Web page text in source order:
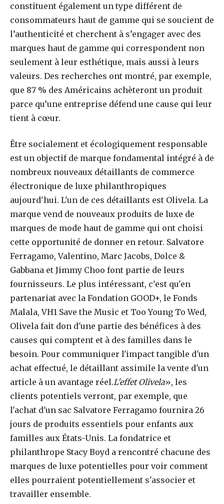
constituent également un type différent de
consommateurs haut de gamme qui se soucient de
l’authenticité et cherchent à s’engager avec des
marques haut de gamme qui correspondent non
seulement à leur esthétique, mais aussi à leurs
valeurs. Des recherches ont montré, par exemple,
que 87 % des Américains achèteront un produit
parce qu’une entreprise défend une cause qui leur
tient à cœur.
Être socialement et écologiquement responsable
est un objectif de marque fondamental intégré à de
nombreux nouveaux détaillants de commerce
électronique de luxe philanthropiques
aujourd'hui. L'un de ces détaillants est Olivela. La
marque vend de nouveaux produits de luxe de
marques de mode haut de gamme qui ont choisi
cette opportunité de donner en retour. Salvatore
Ferragamo, Valentino, Marc Jacobs, Dolce &
Gabbana et Jimmy Choo font partie de leurs
fournisseurs. Le plus intéressant, c'est qu'en
partenariat avec la Fondation GOOD+, le Fonds
Malala, VH1 Save the Music et Too Young To Wed,
Olivela fait don d'une partie des bénéfices à des
causes qui comptent et à des familles dans le
besoin. Pour communiquer l'impact tangible d'un
achat effectué, le détaillant assimile la vente d'un
article à un avantage réel.L'effet Olivela», les
clients potentiels verront, par exemple, que
l'achat d'un sac Salvatore Ferragamo fournira 26
jours de produits essentiels pour enfants aux
familles aux États-Unis. La fondatrice et
philanthrope Stacy Boyd a rencontré chacune des
marques de luxe potentielles pour voir comment
elles pourraient potentiellement s'associer et
travailler ensemble.